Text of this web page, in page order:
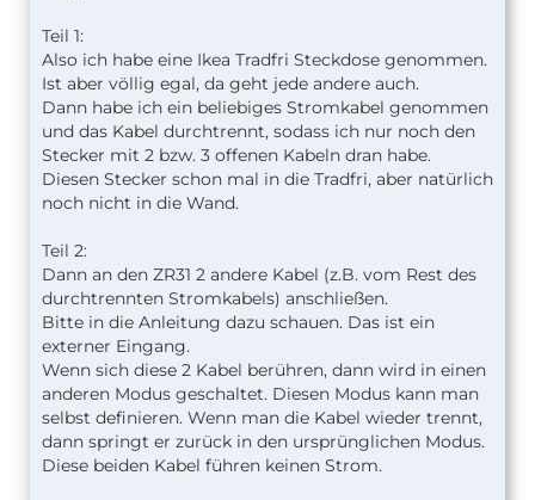
Teil 1:
Also ich habe eine Ikea Tradfri Steckdose genommen.
Ist aber völlig egal, da geht jede andere auch.
Dann habe ich ein beliebiges Stromkabel genommen
und das Kabel durchtrennt, sodass ich nur noch den
Stecker mit 2 bzw. 3 offenen Kabeln dran habe.
Diesen Stecker schon mal in die Tradfri, aber natürlich
noch nicht in die Wand.
Teil 2:
Dann an den ZR31 2 andere Kabel (z.B. vom Rest des
durchtrennten Stromkabels) anschließen.
Bitte in die Anleitung dazu schauen. Das ist ein
externer Eingang.
Wenn sich diese 2 Kabel berühren, dann wird in einen
anderen Modus geschaltet. Diesen Modus kann man
selbst definieren. Wenn man die Kabel wieder trennt,
dann springt er zurück in den ursprünglichen Modus.
Diese beiden Kabel führen keinen Strom.